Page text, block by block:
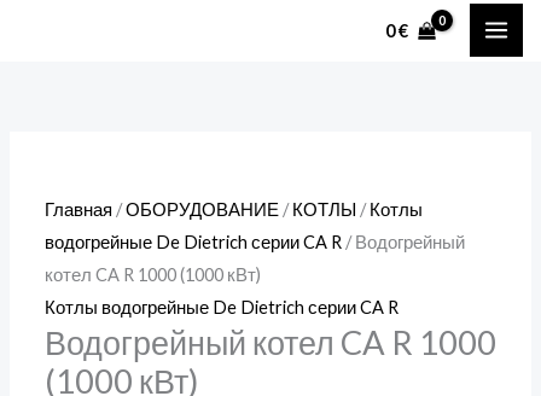
0€
Главная /ОБОРУДОВАНИЕ /КОТЛЫ /Котлы
водогрейные De Dietrich серии CA R / Водогрейный
котел CA R 1000 (1000 кВт)
Котлы водогрейные De Dietrich серии CA R
Водогрейный котел CA R 1000
(1000 кВт)
1000
(1000
кВт)